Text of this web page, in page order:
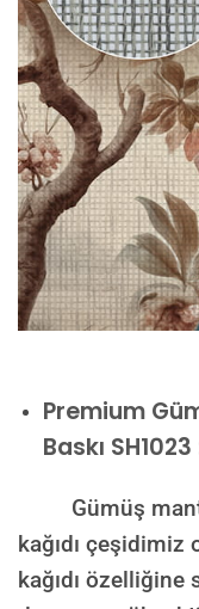
Premium
Baskı SH1023
Gümüş
kağıdı
kağıdı özelliğine